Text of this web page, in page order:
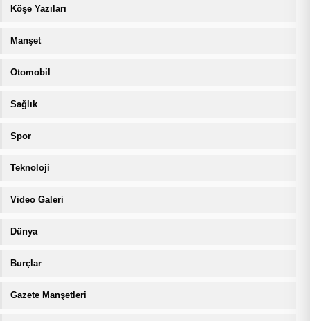
Köşe Yazıları
Manşet
Otomobil
Sağlık
Spor
Teknoloji
Video Galeri
Dünya
Burçlar
Gazete Manşetleri